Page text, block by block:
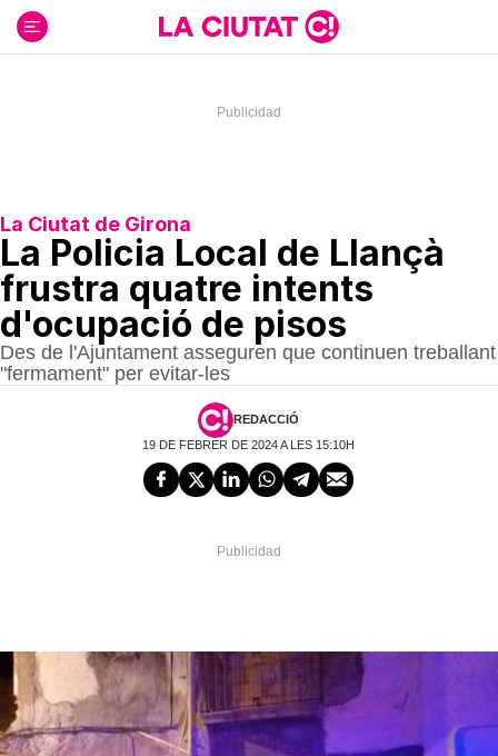
contenido
La Ciutat de Girona
La Policia Local de Llançà
frustra quatre intents
d'ocupació de pisos
Des de l'Ajuntament asseguren que continuen treballant
"fermament" per evitar-les
REDACCIÓ
19 DE FEBRER DE 2024 A LES 15:10H